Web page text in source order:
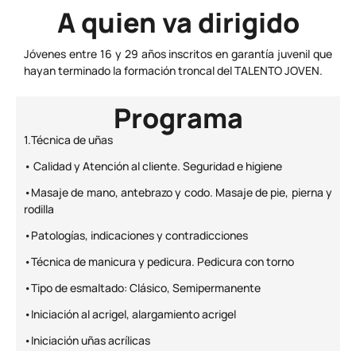
A quien va dirigido
Jóvenes entre 16 y 29 años inscritos en garantía juvenil que
hayan terminado la formación troncal del TALENTO JOVEN.
Programa
1.Técnica de uñas
• Calidad y Atención al cliente. Seguridad e higiene
•Masaje de mano, antebrazo y codo. Masaje de pie, pierna y
rodilla
•Patologías, indicaciones y contradicciones
•Técnica de manicura y pedicura. Pedicura con torno
•Tipo de esmaltado: Clásico, Semipermanente
•Iniciación al acrigel, alargamiento acrigel
•Iniciación uñas acrílicas